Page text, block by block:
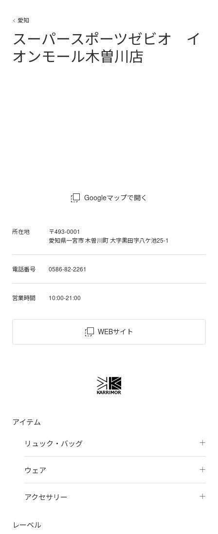
愛知
スーパースポーツゼビオ イ
オンモール木曽川店
Googleマップで開く
所在地
〒493-0001
愛知県一宮市 木曽川町 大字黒田字八ケ池25-1
電話番号 0586-82-2261
営業時間 10:00-21:00
WEBサイト
アイテム
リュック・バッグ
ウェア
アクセサリー
レーベル